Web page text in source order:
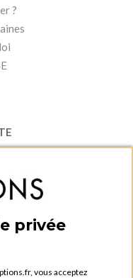
?
privée
vous acceptez